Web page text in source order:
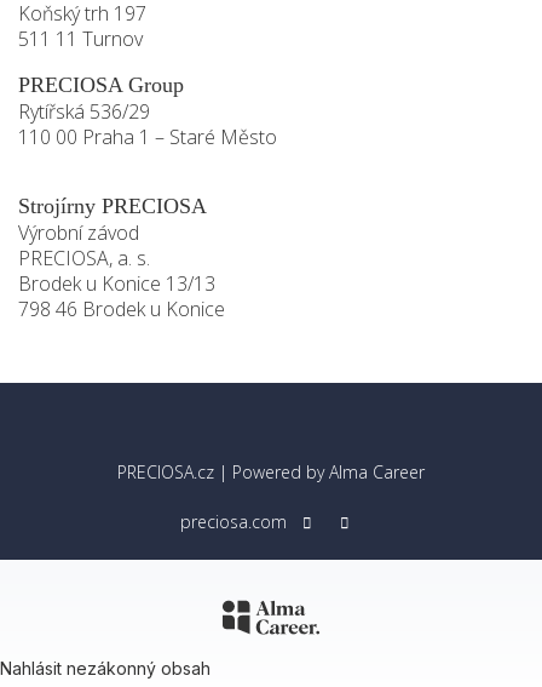
Koňský trh 197
511 11 Turnov
PRECIOSA Group
Rytířská 536/29
110 00 Praha 1 – Staré Město
Strojírny PRECIOSA
Výrobní závod
PRECIOSA, a. s.
Brodek u Konice 13/13
798 46 Brodek u Konice
PRECIOSA.cz | Powered byAlma Career
preciosa.com
Nahlásit nezákonný obsah